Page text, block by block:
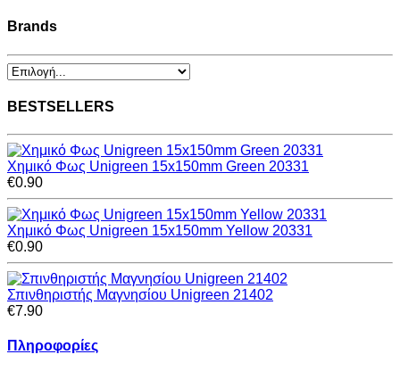
Brands
BESTSELLERS
Χημικό Φως Unigreen 15x150mm Green 20331
€0.90
Χημικό Φως Unigreen 15x150mm Yellow 20331
€0.90
Σπινθηριστής Μαγνησίου Unigreen 21402
€7.90
Πληροφορίες